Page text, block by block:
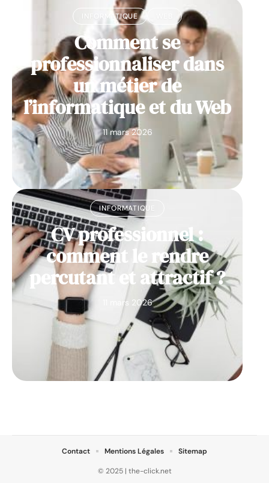
INFORMATIQUE
Comment se
professionnaliser dans
un métier de
l’informatique et du Web
11 mars 2026
INFORMATIQUE
CV professionnel :
comment le rendre
percutant et attractif ?
11 mars 2026
© 2025 | the-click.net
Contact Mentions Légales Sitemap